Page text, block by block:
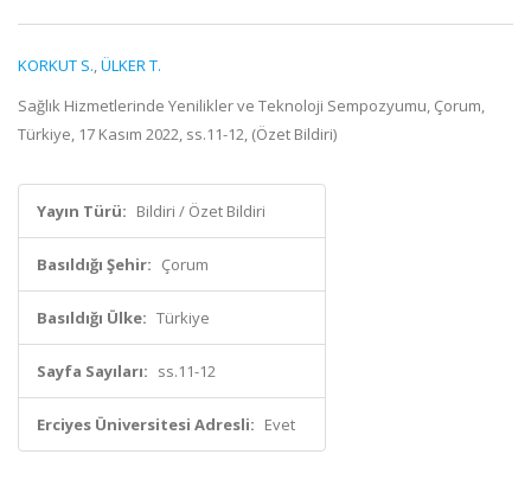
KORKUT S.,ÜLKER T.
Sağlık Hizmetlerinde Yenilikler ve Teknoloji Sempozyumu, Çorum,
Türkiye, 17 Kasım 2022, ss.11-12, (Özet Bildiri)
Yayın Türü: Bildiri / Özet Bildiri
Basıldığı Şehir: Çorum
Basıldığı Ülke: Türkiye
Sayfa Sayıları: ss.11-12
Erciyes Üniversitesi Adresli: Evet